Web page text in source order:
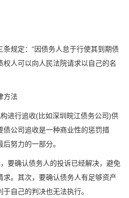
规定：“因债务人怠于行使其到期债
人可以向人民法院请求以自己的名
方法
行追收(比如深圳皖江债务公司)供
债公司追收是一种商业性的惩罚措
努力的一部分。
确认债务人的投诉已经解决，避免
。其次，要确认债务人有足够资产
自己的判决也无法执行。